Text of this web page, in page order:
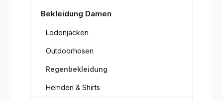
Bekleidung Damen
Lodenjacken
Outdoorhosen
Regenbekleidung
Hemden & Shirts